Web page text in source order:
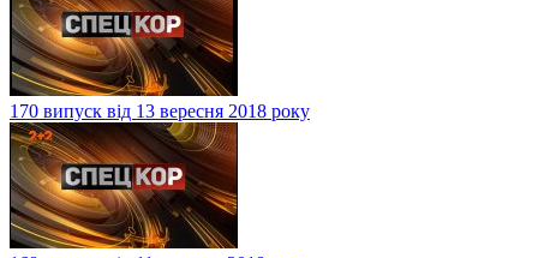
170 випуск від 13 вересня 2018 року